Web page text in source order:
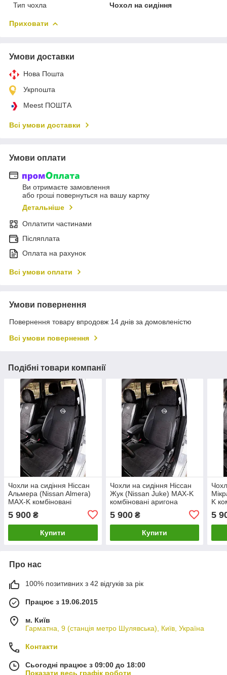
Тип чохла
Чохол на сидіння
Приховати
Умови доставки
Нова Пошта
Укрпошта
Meest ПОШТА
Всі умови доставки
Умови оплати
Ви отримаєте замовлення
або гроші повернуться на вашу картку
Детальніше
Оплатити частинами
Післяплата
Оплата на рахунок
Всі умови оплати
Умови повернення
Повернення товару впродовж 14 днів за домовленістю
Всі умови повернення
Подібні товари компанії
Чохли на сидіння Ніссан
Альмера (Nissan Almera)
MAX-K комбіновані
5 900 ₴
Купити
Чохли на сидіння Ніссан
Жук (Nissan Juke) MAX-K
комбіновані аригона
5 900₴
Купити
K
5
Про нас
100% позитивних з 42 відгуків за рік
Працює з 19.06.2015
м. Київ
Гарматна, 9 (станція метро Шулявська), Київ, Україна
Контакти
Сьогодні працює з 09:00 до 18:00
Показати весь графік роботи